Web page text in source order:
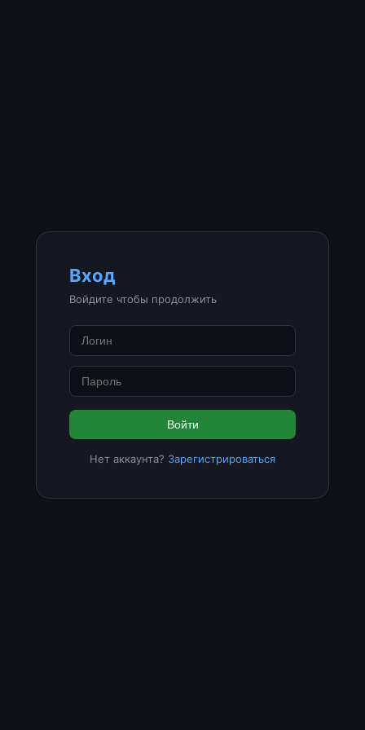
Вход
Войдите чтобы продолжить
Войти
Нет аккаунта? Зарегистрироваться